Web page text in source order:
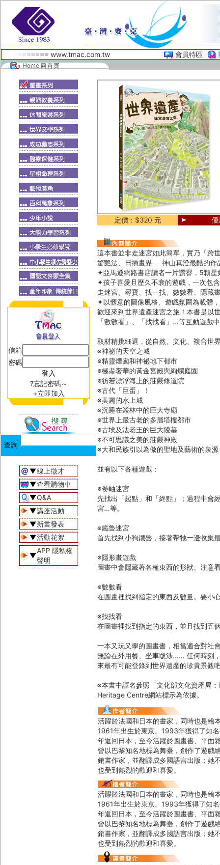
www.tmac.com.tw 會員特區
信箱
密碼
?忘記密碼～
+立即加入
▼線上徵才
▼查看購物車
▼Q&A
▼講座活動
▼新書發表
▼活動花絮
▼
APP 隱私權
聲明
定價：$320 元
這本書並非走迷宮如此簡單，實乃「跨
驚艷法、日插畫界──神山真澄最酷的作
✦亞馬遜網路書店讀者一片讚譽，5顆
✦孩子喜愛且歷久不衰的遊戲，一次包
走迷宮、尋寶、找一找、數數看、隱藏
✦以愜意的圖像風格、遊戲氛圍為載體
歡迎來到世界遺產迷宮之旅！本書是以
「數數看」、「找找看」…等互動遊戲
取材精挑細選，從自然、文化、複合世
※神祕的天空之城
※精靈煙囪和神祕地下都市
※極盡奢華的黃金宮殿與絢爛庭園
※彷若漂浮海上的莊嚴修道院
※古代「巨蛋」！
※美麗的水上城
※沉睡在叢林中的巨大寺廟
※世界上最古老的多層塔樓都市
※古埃及法老王的巨大陵墓
※不可思議之美的莊嚴神殿
※大和民族引以為傲的聖地及藝術的泉
並有以下各種遊戲：
※卷軸迷宮
先找出「起點」和「終點」；過程中會
宮…等。
※鐵魯迷宮
首先找到小狗鐵魯，接著帶牠一邊收集
※隱形畫遊戲
圖畫中會隱藏著各種東西的形狀。注意
※數數看
在圖畫裡找到指定的東西及數量。要小
※找找看
在圖畫裡找到指定的東西，並且找到五
一本又玩又學的圖畫書，相當適合對社
無論在外用餐、坐車跋涉…… 任何時刻
來最有可能登錄到世界遺產的珍貴景觀
※本書中譯名參照「文化部文化資產局
Heritage Centre網站標示為依據。
活躍於法國和日本的畫家，同時也是繪
1961年出生於東京。1993年獲得了知
年返回日本，至今活躍於圖畫書、平面
曾以巴黎知名地標為舞臺，創作了遊戲
銷書作家，並翻譯成多國語言出版；她
也受到熱烈的歡迎和喜愛。
活躍於法國和日本的畫家，同時也是繪
1961年出生於東京。1993年獲得了知
年返回日本，至今活躍於圖畫書、平面
曾以巴黎知名地標為舞臺，創作了遊戲
銷書作家，並翻譯成多國語言出版；她
也受到熱烈的歡迎和喜愛。